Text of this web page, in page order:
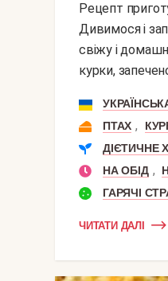
Рецепт приготування курки, запеченої з рисом, дуже простий, а ось результат - просто смакота.
Дивимося і
свіжу і
курки,
ПТАХ ,
ДІЄТИЧНЕ
НА ОБІД ,
ГАРЯЧІ
ЧИТАТИ ДАЛІ